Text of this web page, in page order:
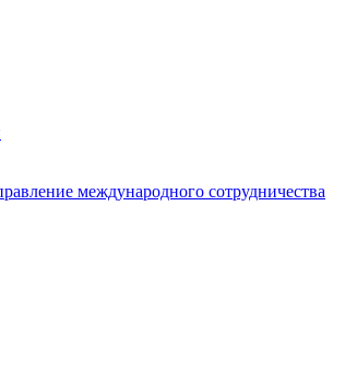
международного сотрудничества